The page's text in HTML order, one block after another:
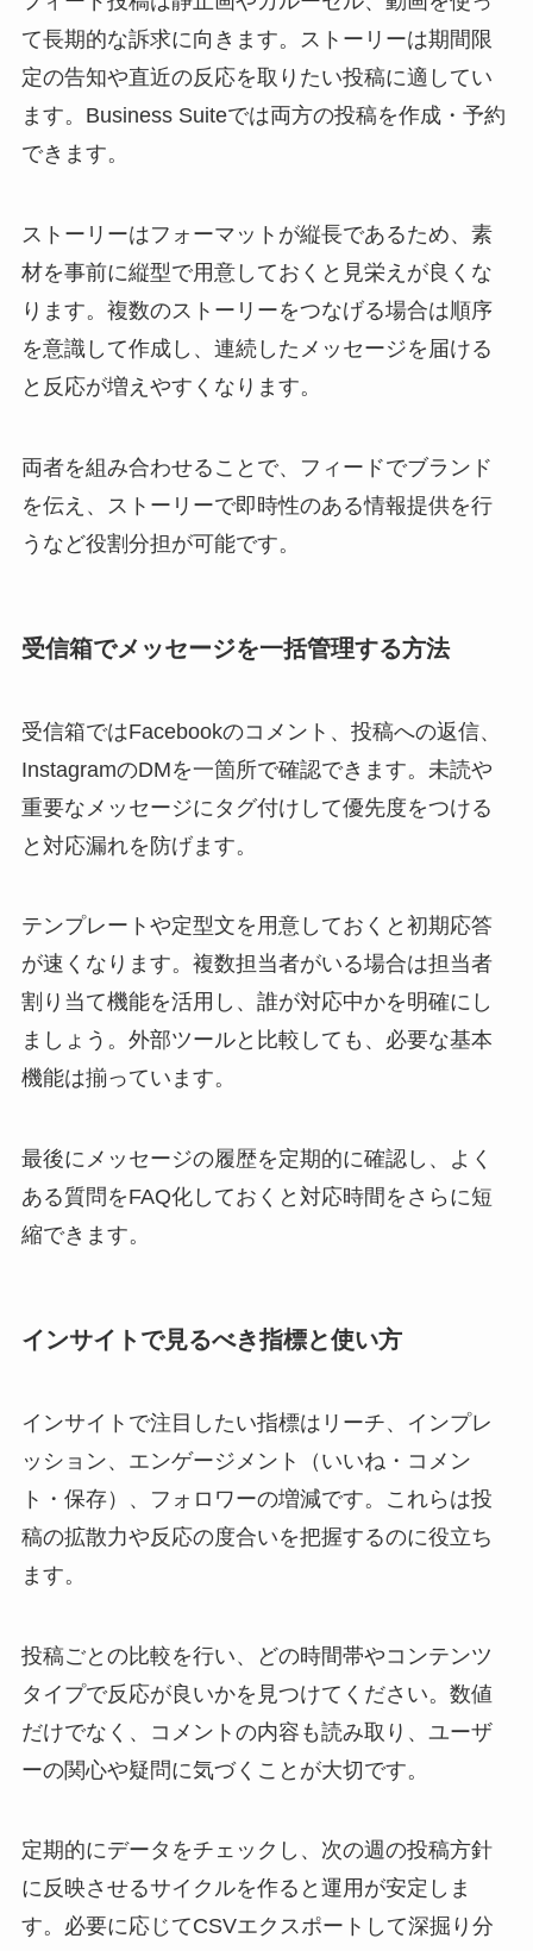
て長期的な訴求に向きます。ストーリーは期間限
定の告知や直近の反応を取りたい投稿に適してい
ます。Business Suiteでは両方の投稿を作成・予約
できます。
ストーリーはフォーマットが縦長であるため、素
材を事前に縦型で用意しておくと見栄えが良くな
ります。複数のストーリーをつなげる場合は順序
を意識して作成し、連続したメッセージを届ける
と反応が増えやすくなります。
両者を組み合わせることで、フィードでブランド
を伝え、ストーリーで即時性のある情報提供を行
うなど役割分担が可能です。
受信箱でメッセージを一括管理する方法
受信箱ではFacebookのコメント、投稿への返信、
InstagramのDMを一箇所で確認できます。未読や
重要なメッセージにタグ付けして優先度をつける
と対応漏れを防げます。
テンプレートや定型文を用意しておくと初期応答
が速くなります。複数担当者がいる場合は担当者
割り当て機能を活用し、誰が対応中かを明確にし
ましょう。外部ツールと比較しても、必要な基本
機能は揃っています。
最後にメッセージの履歴を定期的に確認し、よく
ある質問をFAQ化しておくと対応時間をさらに短
縮できます。
インサイトで見るべき指標と使い方
インサイトで注目したい指標はリーチ、インプレ
ッション、エンゲージメント（いいね・コメン
ト・保存）、フォロワーの増減です。これらは投
稿の拡散力や反応の度合いを把握するのに役立ち
ます。
投稿ごとの比較を行い、どの時間帯やコンテンツ
タイプで反応が良いかを見つけてください。数値
だけでなく、コメントの内容も読み取り、ユーザ
ーの関心や疑問に気づくことが大切です。
定期的にデータをチェックし、次の週の投稿方針
に反映させるサイクルを作ると運用が安定しま
す。必要に応じてCSVエクスポートして深掘り分